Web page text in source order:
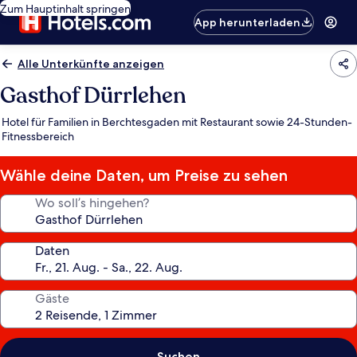
Zum Hauptinhalt springen
App herunterladen
Alle Unterkünfte anzeigen
Gasthof Dürrlehen
Hotel für Familien in Berchtesgaden mit Restaurant sowie 24-Stunden-
Fitnessbereich
Wähle deine Daten, um Preise zu sehen
Wo soll’s hingehen?
Daten
Gäste